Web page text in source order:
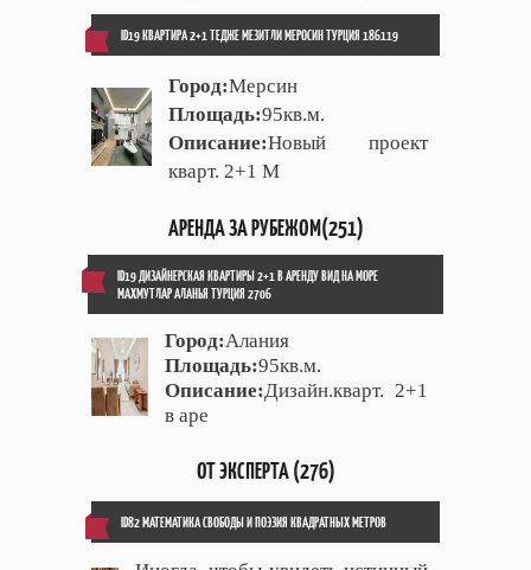
ID19 КВАРТИРА 2+1 ТЕДЖЕ МЕЗИТЛИ МЕРОСИН ТУРЦИЯ 186119
Город:Мерсин
Площадь:95кв.м.
Описание:Новый проект
кварт. 2+1 М
АРЕНДА ЗА РУБЕЖОМ(251)
ID19 ДИЗАЙНЕРСКАЯ КВАРТИРЫ 2+1 В АРЕНДУ ВИД НА МОРЕ
МАХМУТЛАР АЛАНЬЯ ТУРЦИЯ 2706
Город:Алания
Площадь:95кв.м.
Описание:Дизайн.кварт. 2+1
в аре
ОТ ЭКСПЕРТА (276)
ID82 МАТЕМАТИКА СВОБОДЫ И ПОЭЗИЯ КВАДРАТНЫХ МЕТРОВ